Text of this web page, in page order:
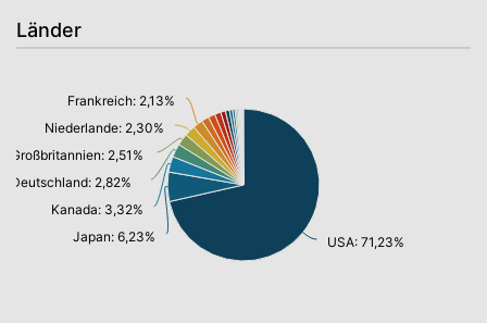
Länder
USA: 71,23%
Japan: 6,23%
Kanada: 3,32%
Deutschland: 2,82%
Großbritannien: 2,51%
Niederlande: 2,30%
Frankreich: 2,13%